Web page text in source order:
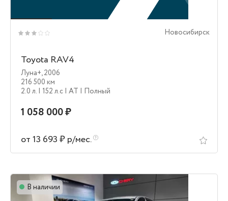
Новосибирск
Toyota RAV4
Луна+,2006
216 500 км
2.0 л. | 152 л.c | AT | Полный
1 058 000 ₽
от 13 693 ₽ р/мес.
В наличии